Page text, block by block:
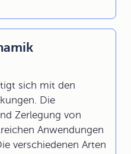
sich mit den
Die
Zerlegung von
Anwendungen
verschiedenen Arten